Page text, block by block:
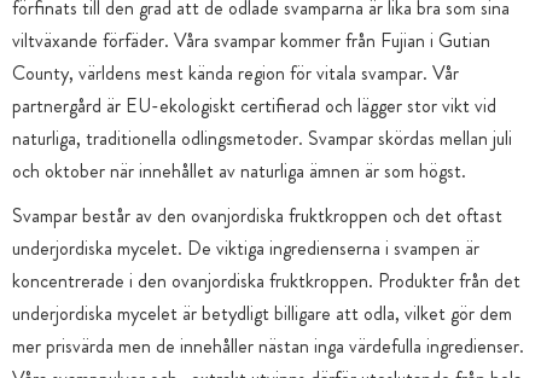
förfinats till den grad att de odlade svamparna är lika bra som sina
viltväxande förfäder. Våra svampar kommer från Fujian i Gutian
County, världens mest kända region för vitala svampar. Vår
partnergård är EU-ekologiskt certifierad och lägger stor vikt vid
naturliga, traditionella odlingsmetoder. Svampar skördas mellan juli
och oktober när innehållet av naturliga ämnen är som högst.
Svampar består av den ovanjordiska fruktkroppen och det oftast
underjordiska mycelet. De viktiga ingredienserna i svampen är
koncentrerade i den ovanjordiska fruktkroppen. Produkter från det
underjordiska mycelet är betydligt billigare att odla, vilket gör dem
mer prisvärda men de innehåller nästan inga värdefulla ingredienser.